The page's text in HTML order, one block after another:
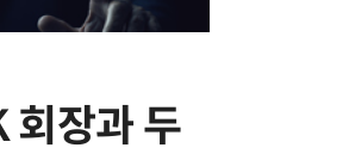
회장과 두